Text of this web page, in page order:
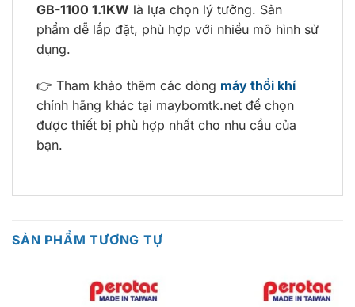
GB-1100 1.1KW là lựa chọn lý tưởng. Sản
phẩm dễ lắp đặt, phù hợp với nhiều mô hình sử
dụng.
👉 Tham khảo thêm các dòng máy thổi khí
chính hãng khác tại maybomtk.net để chọn
được thiết bị phù hợp nhất cho nhu cầu của
bạn.
SẢN PHẨM TƯƠNG TỰ